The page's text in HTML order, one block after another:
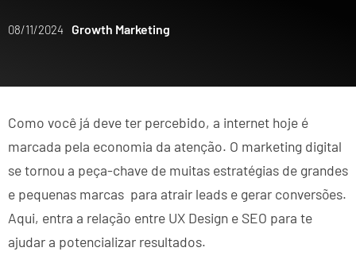
08/11/2024 Growth Marketing
Como você já deve ter percebido, a internet hoje é
marcada pela economia da atenção. O marketing digital
se tornou a peça-chave de muitas estratégias de grandes
e pequenas marcas para atrair leads e gerar conversões.
Aqui, entra a relação entre UX Design e SEO para te
ajudar a potencializar resultados.